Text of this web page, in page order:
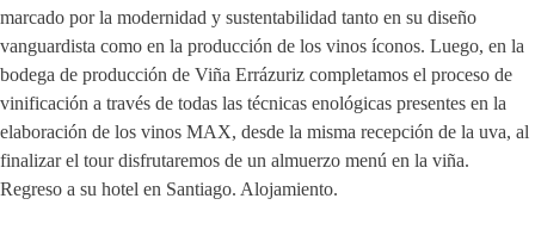
marcado por la modernidad y sustentabilidad tanto en su diseño
vanguardista como en la producción de los vinos íconos. Luego, en la
bodega de producción de Viña Errázuriz completamos el proceso de
vinificación a través de todas las técnicas enológicas presentes en la
elaboración de los vinos MAX, desde la misma recepción de la uva, al
finalizar el tour disfrutaremos de un almuerzo menú en la viña.
Regreso a su hotel en Santiago. Alojamiento.